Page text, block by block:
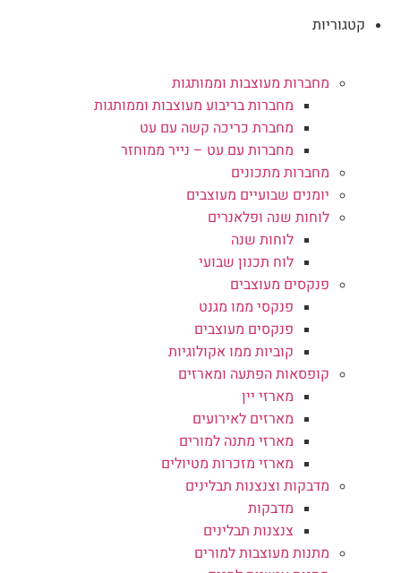
קטגוריות
מחברות מעוצבות וממותגות
מחברות בריבוע מעוצבות וממותגות
מחברת כריכה קשה עם עט
מחברות עם עט – נייר ממוחזר
מחברות מתכונים
יומנים שבועיים מעוצבים
לוחות שנה ופלאנרים
לוחות שנה
לוח תכנון שבועי
פנקסים מעוצבים
פנקסי ממו מגנט
פנקסים מעוצבים
קוביות ממו אקולוגיות
קופסאות הפתעה ומארזים
מארזי יין
מארזים לאירועים
מארזי מתנה למורים
מארזי מזכרות מטיולים
מדבקות וצנצנות תבלינים
מדבקות
צנצנות תבלינים
מתנות מעוצבות למורים